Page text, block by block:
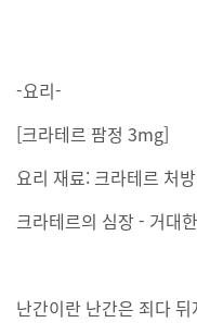
-요리-
[크라테르 팜정 3mg]
요리 재료: 크라테르 처
크라테르의 심장 - 거대
난간이란 난간은 죄다